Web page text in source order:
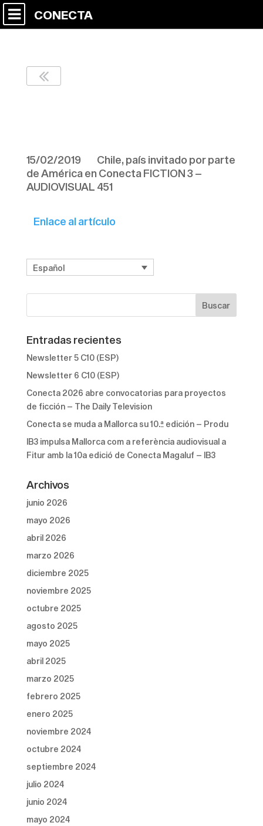
CONECTA
15/02/2019 Chile, país invitado por parte
de América en Conecta FICTION 3 –
AUDIOVISUAL 451
Enlace al artículo
Español
Entradas recientes
Newsletter 5 C10 (ESP)
Newsletter 6 C10 (ESP)
Conecta 2026 abre convocatorias para proyectos
de ficción – The Daily Television
Conecta se muda a Mallorca su 10.ª edición – Produ
IB3 impulsa Mallorca com a referència audiovisual a
Fitur amb la 10a edició de Conecta Magaluf – IB3
Archivos
junio 2026
mayo 2026
abril 2026
marzo 2026
diciembre 2025
noviembre 2025
octubre 2025
agosto 2025
mayo 2025
abril 2025
marzo 2025
febrero 2025
enero 2025
noviembre 2024
octubre 2024
septiembre 2024
julio 2024
junio 2024
mayo 2024